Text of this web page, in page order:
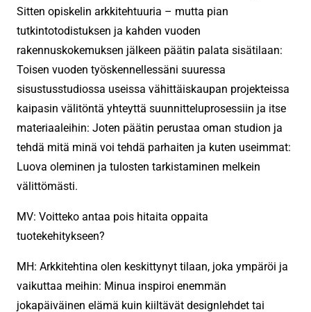
Sitten opiskelin arkkitehtuuria – mutta pian
tutkintotodistuksen ja kahden vuoden
rakennuskokemuksen jälkeen päätin palata sisätilaan:
Toisen vuoden työskennellessäni suuressa
sisustusstudiossa useissa vähittäiskaupan projekteissa
kaipasin välitöntä yhteyttä suunnitteluprosessiin ja itse
materiaaleihin: Joten päätin perustaa oman studion ja
tehdä mitä minä voi tehdä parhaiten ja kuten useimmat:
Luova oleminen ja tulosten tarkistaminen melkein
välittömästi.
MV: Voitteko antaa pois hitaita oppaita
tuotekehitykseen?
MH: Arkkitehtina olen keskittynyt tilaan, joka ympäröi ja
vaikuttaa meihin: Minua inspiroi enemmän
jokapäiväinen elämä kuin kiiltävät designlehdet tai